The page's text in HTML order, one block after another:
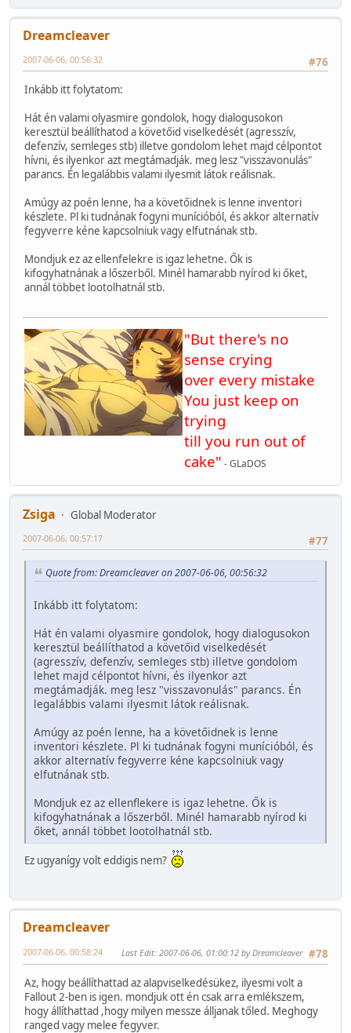
Dreamcleaver
#76
2007-06-06, 00:56:32
Inkább itt folytatom:
Hát én valami olyasmire gondolok, hogy dialogusokon
keresztül beállíthatod a követőid viselkedését (agresszív,
defenzív, semleges stb) illetve gondolom lehet majd célpontot
hívni, és ilyenkor azt megtámadják. meg lesz "visszavonulás"
parancs. Én legalábbis valami ilyesmit látok reálisnak.
Amúgy az poén lenne, ha a követőidnek is lenne inventori
készlete. Pl ki tudnának fogyni munícióból, és akkor alternatív
fegyverre kéne kapcsolniuk vagy elfutnának stb.
Mondjuk ez az ellenfelekre is igaz lehetne. Ők is
kifogyhatnának a lőszerből. Minél hamarabb nyírod ki őket,
annál többet lootolhatnál stb.
"But there's no
sense crying
over every mistake
You just keep on
trying
till you run out of
cake" - GLaDOS
Zsiga
Global Moderator
#77
2007-06-06, 00:57:17
Quote from: Dreamcleaver on 2007-06-06, 00:56:32
Inkább itt folytatom:
Hát én valami olyasmire gondolok, hogy dialogusokon
keresztül beállíthatod a követőid viselkedését
(agresszív, defenzív, semleges stb) illetve gondolom
lehet majd célpontot hívni, és ilyenkor azt
megtámadják. meg lesz "visszavonulás" parancs. Én
legalábbis valami ilyesmit látok reálisnak.
Amúgy az poén lenne, ha a követőidnek is lenne
inventori készlete. Pl ki tudnának fogyni munícióból, és
akkor alternatív fegyverre kéne kapcsolniuk vagy
elfutnának stb.
Mondjuk ez az ellenflekere is igaz lehetne. Ők is
kifogyhatnának a lőszerből. Minél hamarabb nyírod ki
őket, annál többet lootolhatnál stb.
Ez ugyanígy volt eddigis nem?
Dreamcleaver
#78
2007-06-06, 00:58:24 Last Edit: 2007-06-06, 01:00:12 by Dreamcleaver
Az, hogy beállíthattad az alapviselkedésükez, ilyesmi volt a
Fallout 2-ben is igen. mondjuk ott én csak arra emlékszem,
hogy állíthattad ,hogy milyen messze álljanak tőled. Meghogy
ranged vagy melee fegyver.